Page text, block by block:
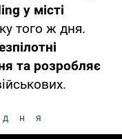
у місті
того ж дня.
та розробляє